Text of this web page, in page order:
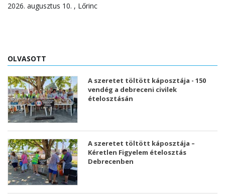
2026. augusztus 10. , Lőrinc
OLVASOTT
A szeretet töltött káposztája - 150
vendég a debreceni civilek
ételosztásán
A szeretet töltött káposztája –
Kéretlen Figyelem ételosztás
Debrecenben